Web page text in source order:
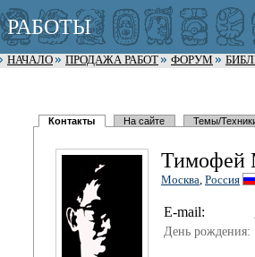
РАБОТЫ
НАЧАЛО ПРОДАЖА РАБОТ ФОРУМ
Контакты На сайте Темы/
Тимофей
Москва, Россия
E-mail:
День рождения: